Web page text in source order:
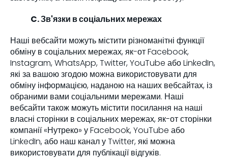
C. Зв'язки в соціальних мережах
Наші вебсайти можуть містити різноманітні функції
обміну в соціальних мережах, як-от Facebook,
Instagram, WhatsApp, Twitter, YouTube або LinkedIn,
які за вашою згодою можна використовувати для
обміну інформацією, наданою на наших вебсайтах, із
обраними вами соціальними мережами. Наші
вебсайти також можуть містити посилання на наші
власні сторінки в соціальних мережах, як-от сторінки
компанії «Нутреко» у Facebook, YouTube або
LinkedIn, або наш канал у Twitter, які можна
використовувати для публікації відгуків.